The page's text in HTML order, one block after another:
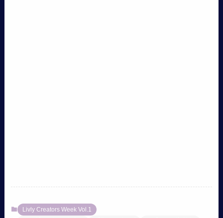
Livly Creators Week Vol.1